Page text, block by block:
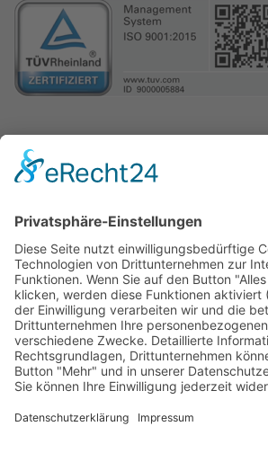
LEISTUNGEN
Lackierarbeiten
Karosseriearbeiten
Smart Repair
Miracle Ausbeulsystem
Klimaanlagen-Service